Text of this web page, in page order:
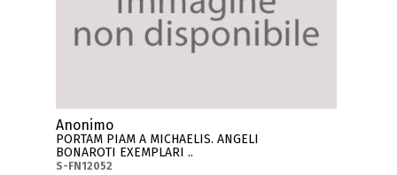
Anonimo
PORTAM PIAM A MICHAELIS. ANGELI
BONAROTI EXEMPLARI ..
S-FN12052